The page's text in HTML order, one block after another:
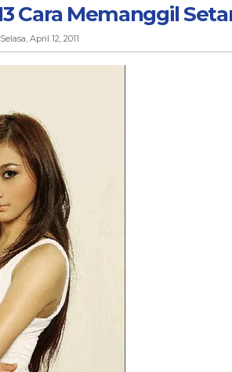
Cara Memanggil
Selasa, April 12, 2011